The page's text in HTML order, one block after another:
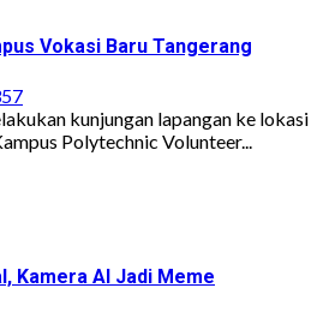
Vokasi Baru Tangerang
kunjungan lapangan ke lokasi
Polytechnic Volunteer...
Kamera AI Jadi Meme